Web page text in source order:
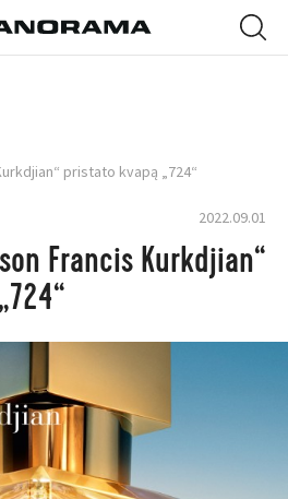
pristato kvapą „724“
2022.09.01
Francis Kurkdjian“